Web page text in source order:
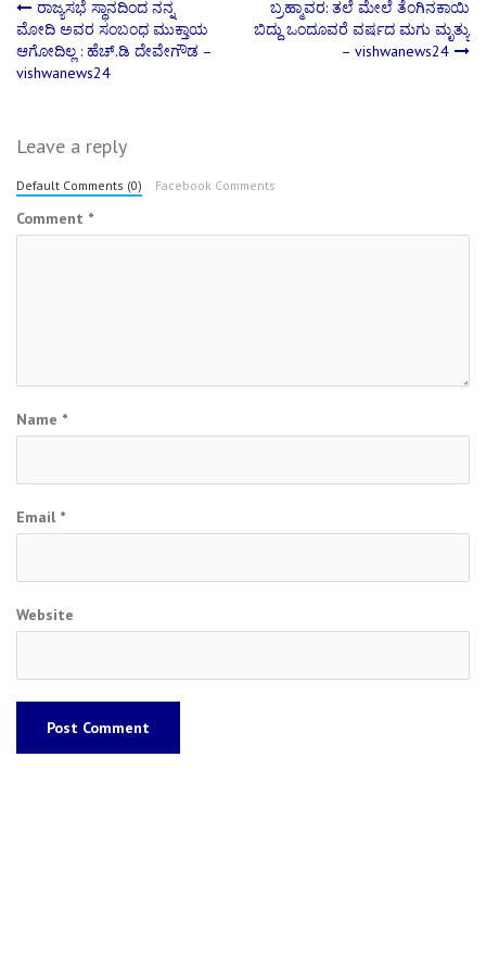
Post
navigation
ರಾಜ್ಯಸಭೆ ಸ್ಥಾನದಿಂದ ನನ್ನ
ಮೋದಿ ಅವರ ಸಂಬಂಧ ಮುಕ್ತಾಯ
ಆಗೋದಿಲ್ಲ : ಹೆಚ್.ಡಿ ದೇವೇಗೌಡ –
vishwanews24
ಬ್ರಹ್ಮಾವರ: ತಲೆ ಮೇಲೆ ತೆಂಗಿನಕಾಯಿ
ಬಿದ್ದು ಒಂದೂವರೆ ವರ್ಷದ ಮಗು ಮೃತ್ಯು
– vishwanews24
Leave a reply
Default Comments (0) Facebook Comments
Comment *
Name *
Email *
Website